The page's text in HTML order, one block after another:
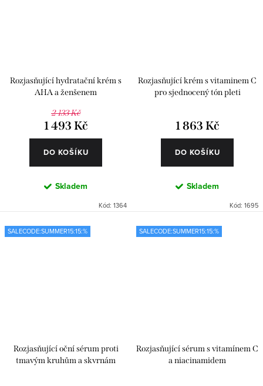
Rozjasňující hydratační krém s
AHA a ženšenem
2 133 Kč
1 493 Kč
DO KOŠÍKU
Skladem
Kód: 1364
Rozjasňující krém s vitaminem C
pro sjednocený tón pleti
1 863 Kč
DO KOŠÍKU
Skladem
Kód: 1695
SALECODE:SUMMER15:15:%
Rozjasňující oční sérum proti
tmavým kruhům a skvrnám
SALECODE:SUMMER15:15:%
Rozjasňující sérum s vitamínem C
a niacinamidem